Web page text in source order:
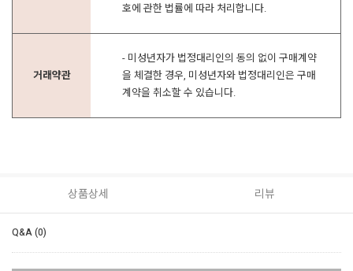
호에 관한 법률에 따라 처리합니다.
거래약관
- 미성년자가 법정대리인의 동의 없이 구매계약
을 체결한 경우, 미성년자와 법정대리인은 구매
계약을 취소할 수 있습니다.
상품상세 리뷰
Q&A (0)